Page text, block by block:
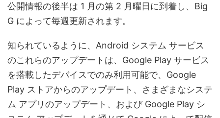
公開情報の後半は 1 月の第 2 月曜日に到着し、Big
G によって毎週更新されます。
知られているように、Android システム サービス
のこれらのアップデートは、Google Play サービス
を搭載したデバイスでのみ利用可能で、Google
Play ストアからのアップデート、さまざまなシステ
ム アプリのアップデート、および Google Play シ